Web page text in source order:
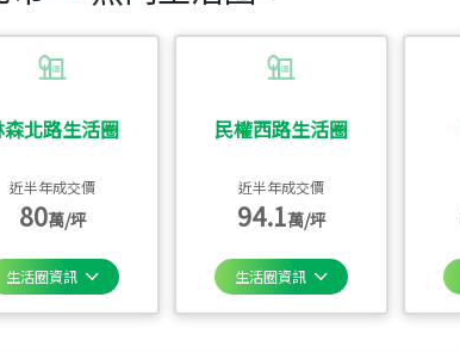
北路生活圈
近半年成交價
80萬/坪
生活圈資訊
民權西路生活圈
近半年成交價
94.1萬/坪
生活圈資訊